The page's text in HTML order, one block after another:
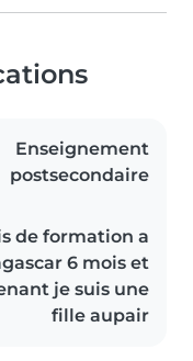
Enseignement
postsecondaire
de formation a
6 mois et
je suis une
fille aupair